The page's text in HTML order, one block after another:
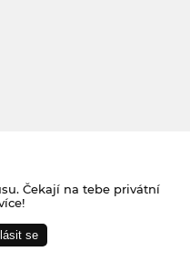
Čekají na tebe privátní